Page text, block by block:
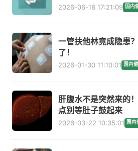
2026-06-18 17:21:09 国内
一管扶他林竟成隐患
了！
2026-01-30 11:10:01 国内
肝腹水不是突然来的
点别等肚子鼓起来
2026-03-22 10:35:01 国内